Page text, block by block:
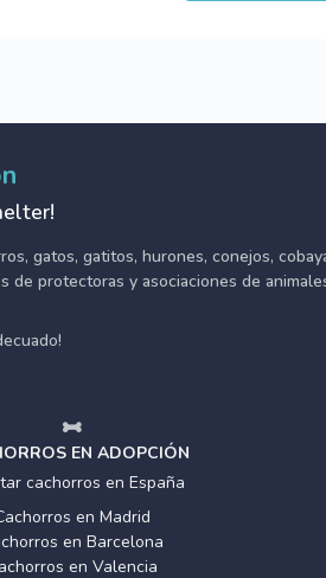
gatos, gatitos, hurones, conejos,
de protectoras y asociaciones de
EN ADOPCIÓN
cachorros en España
en Madrid
en Barcelona
en Valencia